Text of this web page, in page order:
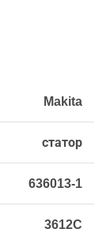
Makita
статор
636013-1
3612C